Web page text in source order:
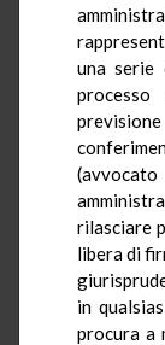
una serie
rilasciare
libera di
in
procura a